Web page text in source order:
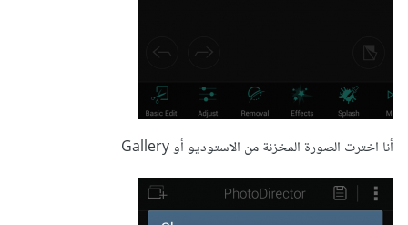
أنا اخترت الصورة المخزنة من الاستوديو أو Gallery